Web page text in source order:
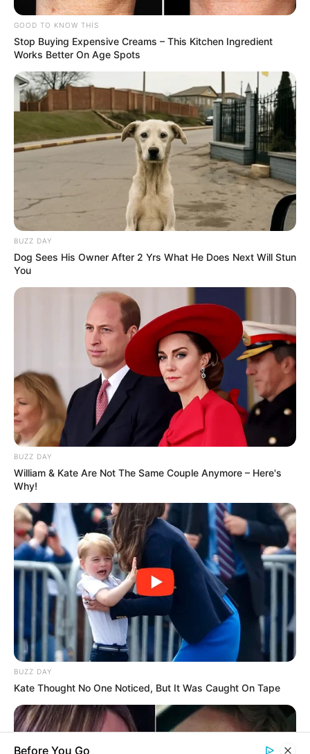
19:30 / 06 Avqust 2026 CƏMİYYƏT
Xanım Sultanova yüksək vəzifəyə təyin
edildi
19:09 / 06 Avqust 2026
Şəxs məcburi nikahda saxlanıla bilərmi?
—Vəkildən AÇIQLAMA
72 0 0
KEÇİDLƏR
Ana səhifə
HAQQIMIZDA
ƏLAQƏ
ƏLAQƏ
Tel: (+99450) 247 90 86
E-mail: oxucomsayti @gmail.com
GOOD TO KNOW THIS
Stop Buying Expensive Creams – This Kitchen Ingredient
Works Better On Age Spots
BUZZ DAY
Dog Sees His Owner After 2 Yrs What He Does Next Will Stun
You
BUZZ DAY
William & Kate Are Not The Same Couple Anymore – Here's
Why!
BUZZ DAY
Kate Thought No One Noticed, But It Was Caught On Tape
Before You Go